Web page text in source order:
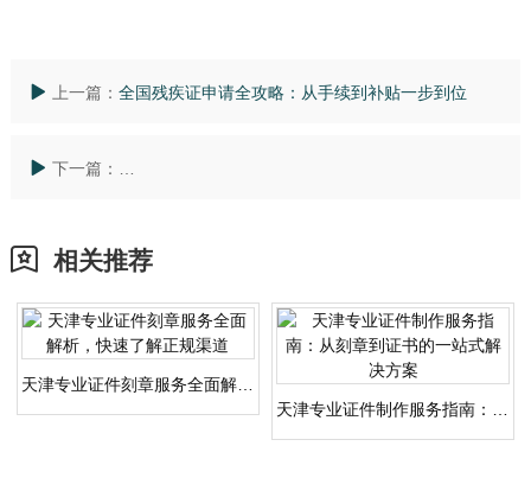
上一篇： 全国残疾证申请全攻略：从手续到补贴一步到位
下一篇：
相关推荐
天津专业证件刻章服务全面解析，快速了解正规渠道